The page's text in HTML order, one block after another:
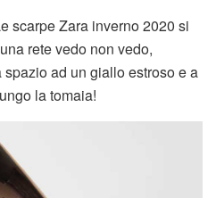
scarpe Zara inverno 2020 si
rete vedo non vedo,
ad un giallo estroso e a
la tomaia!